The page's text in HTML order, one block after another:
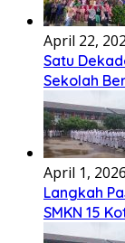
April 22,
Satu
Sekolah
April 1, 2026
Langkah
SMKN 15